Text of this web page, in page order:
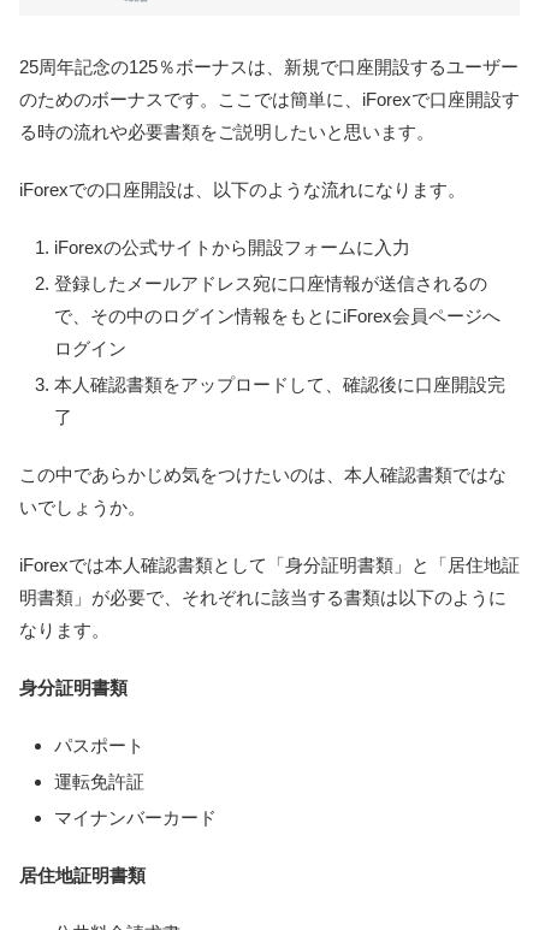
25周年記念の125％ボーナスは、新規で口座開設するユーザー
のためのボーナスです。ここでは簡単に、iForexで口座開設す
る時の流れや必要書類をご説明したいと思います。
iForexでの口座開設は、以下のような流れになります。
iForexの公式サイトから開設フォームに入力
登録したメールアドレス宛に口座情報が送信されるの
で、その中のログイン情報をもとにiForex会員ページへ
ログイン
本人確認書類をアップロードして、確認後に口座開設完
了
この中であらかじめ気をつけたいのは、本人確認書類ではな
いでしょうか。
iForexでは本人確認書類として「身分証明書類」と「居住地証
明書類」が必要で、それぞれに該当する書類は以下のように
なります。
身分証明書類
パスポート
運転免許証
マイナンバーカード
居住地証明書類